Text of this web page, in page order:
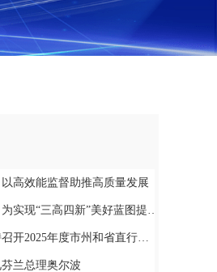
以高效能监督助推高质量发展
现“三高四新”美好蓝图提供坚实法治保障
州和省直行业系统党（工）委书记抓基层党建工作述职评议会议
兰总理奥尔波